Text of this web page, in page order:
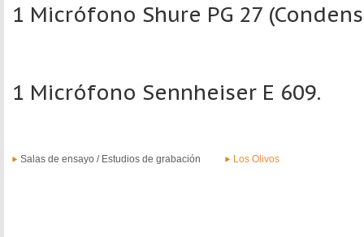
1 Micrófono Shure PG 27
1 Micrófono Sennheiser E 609.
Salas de ensayo / Estudios de grabación Los Olivos